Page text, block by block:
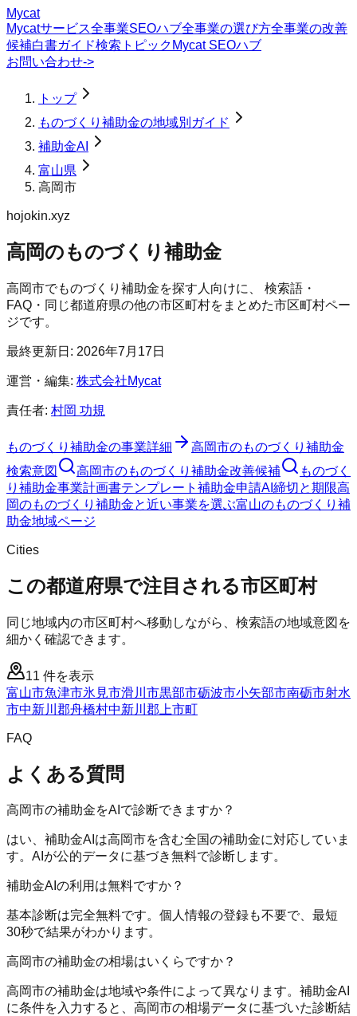
Mycat
Mycatサービス全事業SEOハブ全事業の選び方全事業の改善
候補白書ガイド検索トピック Mycat SEOハブ
お問い合わせ->
トップ
ものづくり補助金の地域別ガイド
補助金AI
富山県
高岡市
hojokin.xyz
高岡のものづくり補助金
高岡市でものづくり補助金を探す人向けに、 検索語・
FAQ・同じ都道府県の他の市区町村をまとめた市区町村ペー
ジです。
最終更新日: 2026年7月17日
運営・編集: 株式会社Mycat
責任者: 村岡 功規
ものづくり補助金の事業詳細 高岡市のものづくり補助金
検索意図
高岡市のものづくり補助金改善候補
ものづく
り補助金事業計画書テンプレート 補助金申請AI 締切と期限高
岡のものづくり補助金と近い事業を選ぶ富山のものづくり補
助金地域ページ
Cities
この都道府県で注目される市区町村
同じ地域内の市区町村へ移動しながら、検索語の地域意図を
細かく確認できます。
11 件を表示
富山市魚津市氷見市滑川市黒部市砺波市小矢部市南砺市射水
市中新川郡舟橋村中新川郡上市町
FAQ
よくある質問
高岡市の補助金をAIで診断できますか？
はい、補助金AIは高岡市を含む全国の補助金に対応していま
す。AIが公的データに基づき無料で診断します。
補助金AIの利用は無料ですか？
基本診断は完全無料です。個人情報の登録も不要で、最短
30秒で結果がわかります。
高岡市の補助金の相場はいくらですか？
高岡市の補助金は地域や条件によって異なります。補助金AI
に条件を入力すると、高岡市の相場データに基づいた診断結